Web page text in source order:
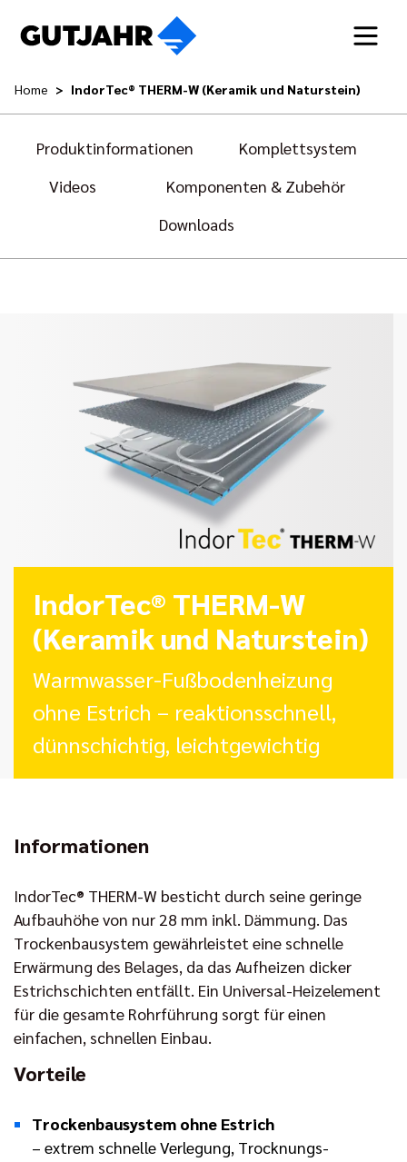
Home IndorTec® THERM-W (Keramik und Naturstein)
Produktinformationen
Komplettsystem
Videos
Komponenten & Zubehör
Downloads
IndorTec® THERM-W
(Keramik und Naturstein)
Warmwasser-Fußbodenheizung
ohne Estrich – reaktionsschnell,
dünnschichtig, leichtgewichtig
Informationen
IndorTec® THERM-W besticht durch seine geringe
Aufbauhöhe von nur 28 mm inkl. Dämmung. Das
Trockenbausystem gewährleistet eine schnelle
Erwärmung des Belages, da das Aufheizen dicker
Estrichschichten entfällt. Ein Universal-Heizelement
für die gesamte Rohrführung sorgt für einen
einfachen, schnellen Einbau.
Vorteile
Trockenbausystem ohne Estrich
– extrem schnelle Verlegung, Trocknungs-